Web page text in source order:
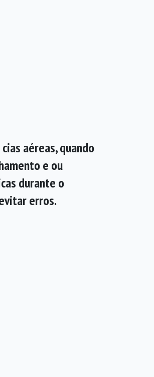
aéreas, quando
e ou
durante o
erros.